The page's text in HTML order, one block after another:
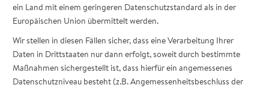
ein Land mit einem geringeren Datenschutzstandard als in der
Europäischen Union übermittelt werden.
Wir stellen in diesen Fällen sicher, dass eine Verarbeitung Ihrer
Daten in Drittstaaten nur dann erfolgt, soweit durch bestimmte
Maßnahmen sichergestellt ist, dass hierfür ein angemessenes
Datenschutzniveau besteht (z.B. Angemessenheitsbeschluss der